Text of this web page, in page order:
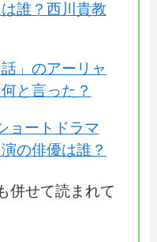
誰？西川貴教
」のアーリャ
と言った？
ョートドラマ
の俳優は誰？
併せて読まれて